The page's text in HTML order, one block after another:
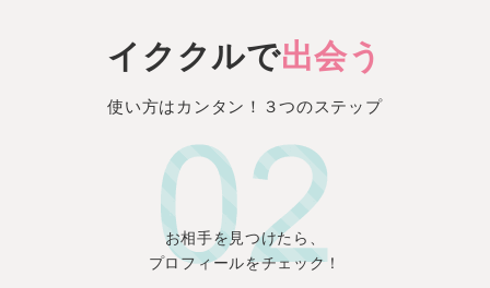
イククルで出会う
使い方はカンタン！３つのステップ
お相手を見つけたら、
プロフィールをチェック！